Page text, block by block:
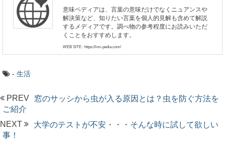
意味ペディアは、言葉の意味だけでなくニュアンスや
解決策など、知りたい言葉を個人的見解も含めて解説
するメディアです。調べ物の参考程度にお読みいただ
くことをおすすめします。
WEB SITE : https://imi-pedia.com/
- 生活
PREV
窓のサッシから虫が入る原因とは？虫を防ぐ方法を
ご紹介
NEXT
大学のテストが不安・・・そんな時に試して欲しい
事！